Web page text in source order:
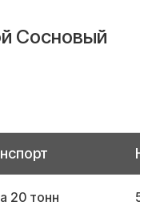
Сосновый
20 тонн